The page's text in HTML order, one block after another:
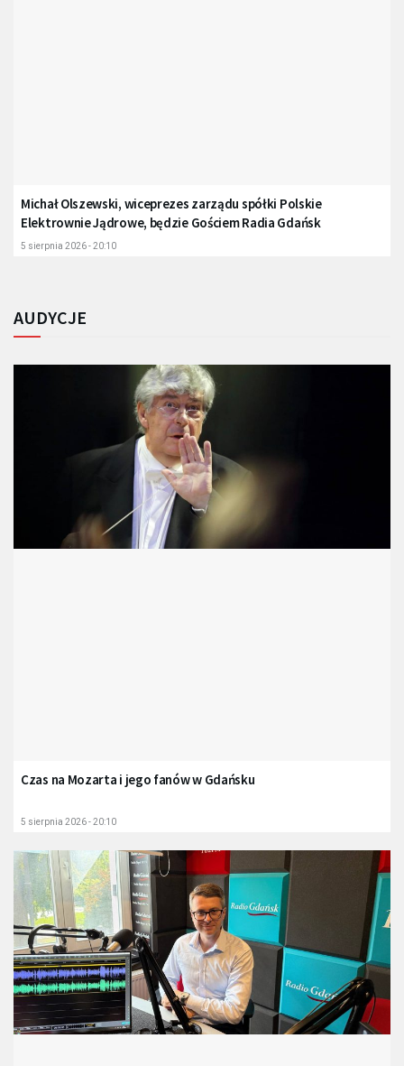
Michał Olszewski, wiceprezes zarządu spółki Polskie
Elektrownie Jądrowe, będzie Gościem Radia Gdańsk
5 sierpnia 2026 - 20:10
AUDYCJE
Czas na Mozarta i jego fanów w Gdańsku
5 sierpnia 2026 - 20:10